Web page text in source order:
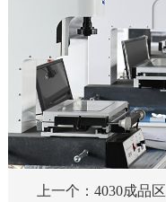
上一个：4030成品区